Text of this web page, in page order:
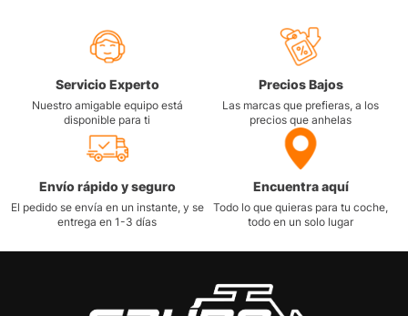
Servicio Experto
Nuestro amigable equipo está
disponible para ti
Precios Bajos
Las marcas que prefieras, a los
precios que anhelas
Envío rápido y seguro
El pedido se envía en un instante, y se
entrega en 1-3 días
Encuentra aquí
Todo lo que quieras para tu coche,
todo en un solo lugar